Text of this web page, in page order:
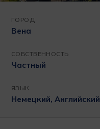
ГОРОД
Вена
СОБСТВЕННОСТЬ
Частный
ЯЗЫК
Немецкий, Английский